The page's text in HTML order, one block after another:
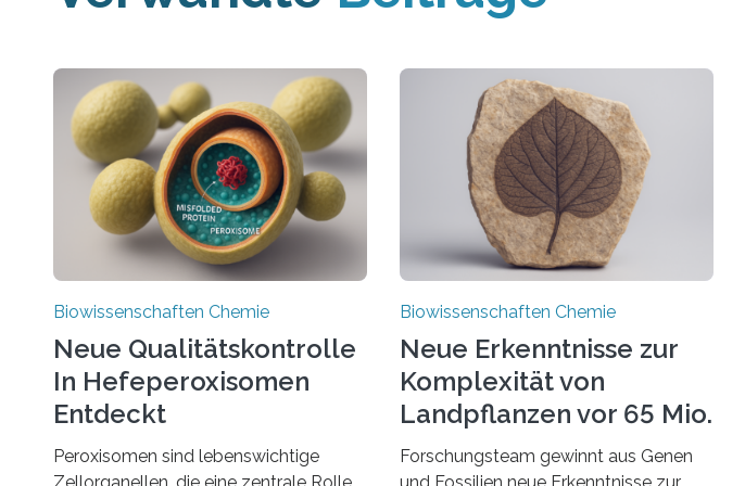
Biowissenschaften Chemie
Neue Qualitätskontrolle
In Hefeperoxisomen
Entdeckt
Peroxisomen sind lebenswichtige
Biowissenschaften Chemie
Neue Erkenntnisse zur
Komplexität von
Landpflanzen vor 65 Mio.
Jahren
Forschungsteam gewinnt aus Genen